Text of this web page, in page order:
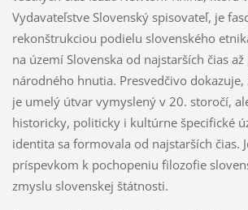
Vydavateľstve Slovenský spisovateľ, je
rekonštrukciou podielu slovenského
na území Slovenska od najstarších čias
národného hnutia. Presvedčivo dokazuje,
je umelý útvar vymyslený v 20. storočí,
historicky, politicky i kultúrne špecifické
identita sa formovala od najstarších čias.
príspevkom k pochopeniu filozofie
zmyslu slovenskej štátnosti.